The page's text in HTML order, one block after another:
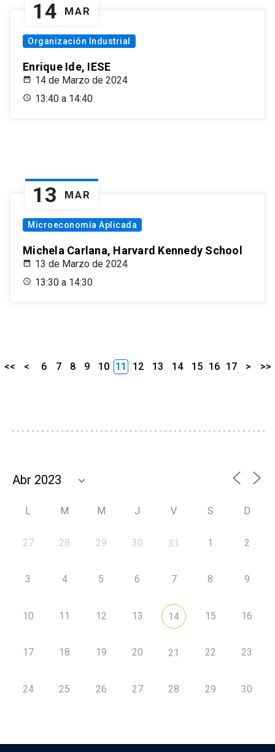
14 MAR
Organización Industrial
Enrique Ide, IESE
14 de Marzo de 2024
13:40 a 14:40
13 MAR
Microeconomía Aplicada
Michela Carlana, Harvard Kennedy School
13 de Marzo de 2024
13:30 a 14:30
<< < 6 7 8 9 10 11 12 13 14 15 16 17 > >>
L M M J V S D
27 28 29 30 31 1 2
3 4 5 6 7 8 9
10 11 12 13 14 15 16
17 18 19 20 21 22 23
24 25 26 27 28 29 30